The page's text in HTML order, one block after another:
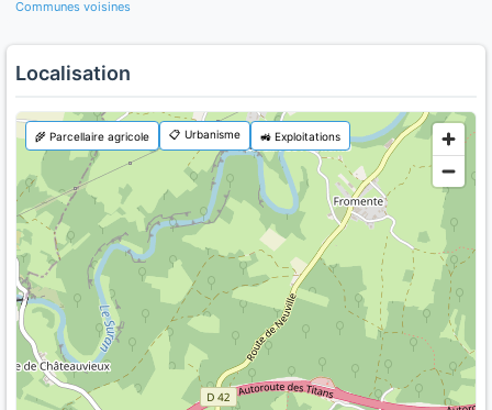
Communes voisines
Localisation
🌾 Parcellaire agricole 📋 Urbanisme 🚜 Exploitations